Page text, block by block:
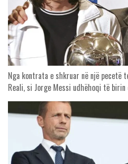
Nga kontrata e shkruar në një pecetë
Reali, si Jorge Messi udhëhoqi të